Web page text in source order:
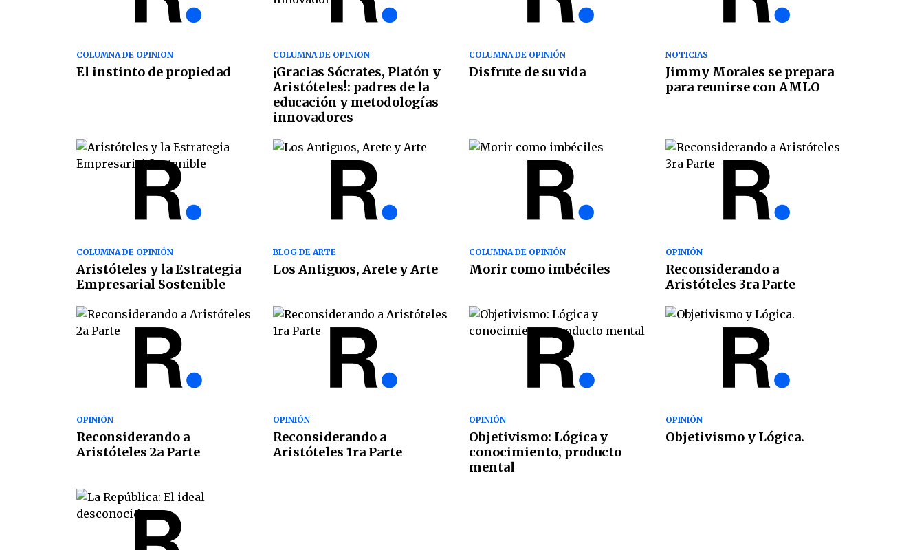
COLUMNA DE OPINION
El instinto de propiedad
COLUMNA DE OPINION
¡Gracias Sócrates, Platón y
Aristóteles!: padres de la
educación y metodologías
innovadores
COLUMNA DE OPINIÓN
Disfrute de su vida
NOTICIAS
Jimmy Morales se prepara
para reunirse con AMLO
COLUMNA DE OPINIÓN
Aristóteles y la Estrategia
Empresarial Sostenible
BLOG DE ARTE
Los Antiguos, Arete y Arte
COLUMNA DE OPINIÓN
Morir como imbéciles
OPINIÓN
Reconsiderando a
Aristóteles 3ra Parte
OPINIÓN
Reconsiderando a
Aristóteles 2a Parte
OPINIÓN
Reconsiderando a
Aristóteles 1ra Parte
OPINIÓN
Objetivismo: Lógica y
conocimiento, producto
mental
OPINIÓN
Objetivismo y Lógica.